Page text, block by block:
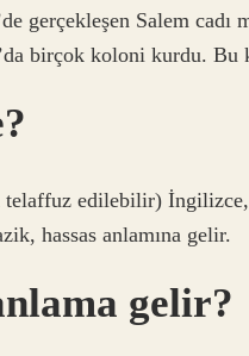
gerçekleşen Salem cadı
birçok koloni kurdu. Bu
edilebilir) İngilizce,
hassas anlamına gelir.
gelir?